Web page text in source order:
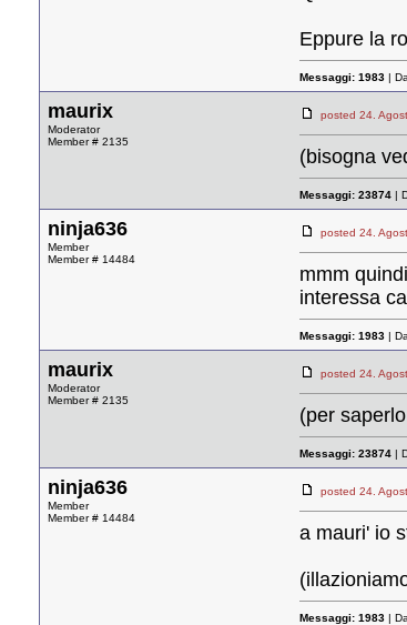
Eppure la
Messaggi: 1983 |
maurix
Moderator
Member # 2135
posted 24.
(bisogna
Messaggi: 23874 |
ninja636
Member
Member # 14484
posted 24.
mmm
interessa
Messaggi: 1983 |
maurix
Moderator
Member # 2135
posted 24.
(per
Messaggi: 23874 |
ninja636
Member
Member # 14484
posted 24.
a mauri' io
Messaggi: 1983 |